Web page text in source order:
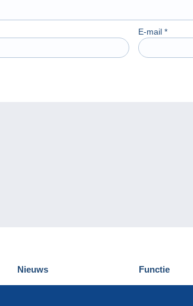
E-mail *
Nieuws
Delcampe Evenementen
Functie
Nieuwigheden